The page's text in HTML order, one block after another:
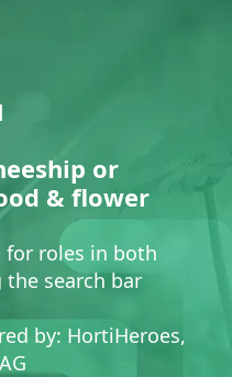
or
& flower
for roles in both
the search bar
by: HortiHeroes,